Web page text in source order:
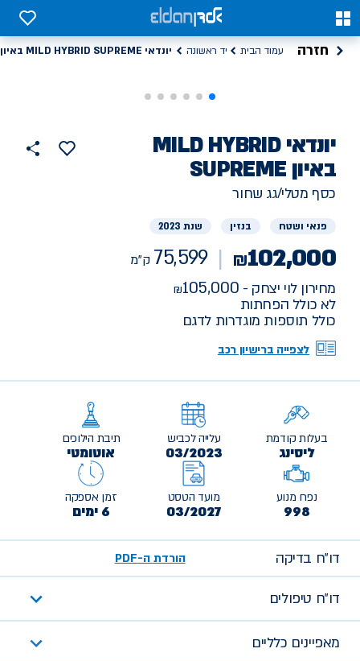
0
0
חזרה עמוד הבית יד ראשונה יונדאי MILD HYBRID SUPREME באיון
רכב
יד
ראשונה
יונדאיMILD HYBRID
SUPREME באיון
הוסף
למועדפים
כסף מטלי/גג שחור
פנאי ושטח בנזין שנת 2023
₪102,000
75,599 ק"מ
מחירון לוי יצחק - 105,000
לא כולל הפחתות
כולל תוספות מוגדרות לדגם
לצפייה ברישיון רכב
בעלות קודמת
ליסינג
עלייה לכביש
03/2023
תיבת הילוכים
אוטומטי
נפח מנוע
998
מועד הטסט
03/2027
זמן אספקה
6 ימים
דו״ח בדיקה הורדת ה-PDF
דו״ח טיפולים
מאפיינים כלליים